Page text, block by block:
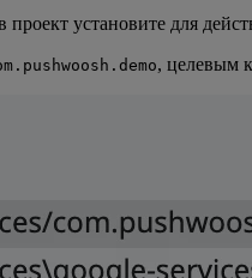
проект установите для
, целевым